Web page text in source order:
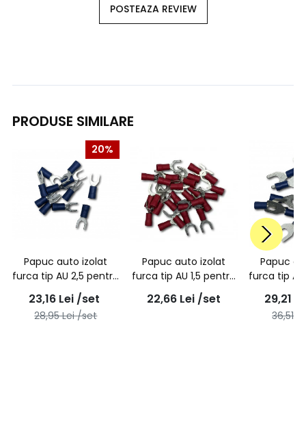
POSTEAZA REVIEW
PRODUSE SIMILARE
20%
Papuc auto izolat
furca tip AU 2,5 pentru
surub M5 -
100buc/set
23,16 Lei /set
28,95Lei /set
Papuc auto izolat
furca tip AU 1,5 pentru
surub M6 -
100buc/set
22,66 Lei /set
Papuc
furca tip
29,21
36,51